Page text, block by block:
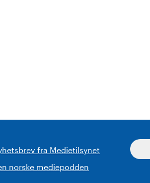
fra Medietilsynet
norske mediepodden